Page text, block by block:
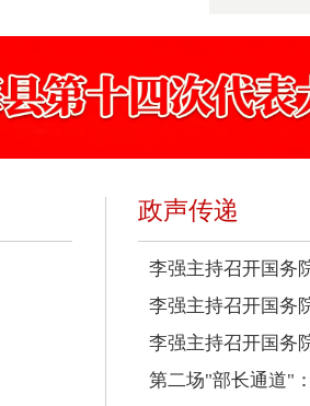
政声传递
李强主持召开国务
李强主持召开国务
李强主持召开国务
第二场"部长通道"